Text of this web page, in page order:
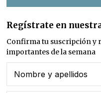
Regístrate en
Confirma tu suscripción y
importantes de la semana